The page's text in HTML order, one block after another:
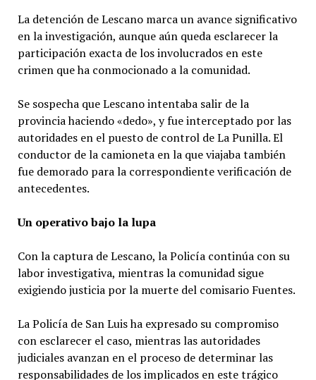
La detención de Lescano marca un avance significativo
en la investigación, aunque aún queda esclarecer la
participación exacta de los involucrados en este
crimen que ha conmocionado a la comunidad.
Se sospecha que Lescano intentaba salir de la
provincia haciendo «dedo», y fue interceptado por las
autoridades en el puesto de control de La Punilla. El
conductor de la camioneta en la que viajaba también
fue demorado para la correspondiente verificación de
antecedentes.
Un operativo bajo la lupa
Con la captura de Lescano, la Policía continúa con su
labor investigativa, mientras la comunidad sigue
exigiendo justicia por la muerte del comisario Fuentes.
La Policía de San Luis ha expresado su compromiso
con esclarecer el caso, mientras las autoridades
judiciales avanzan en el proceso de determinar las
responsabilidades de los implicados en este trágico